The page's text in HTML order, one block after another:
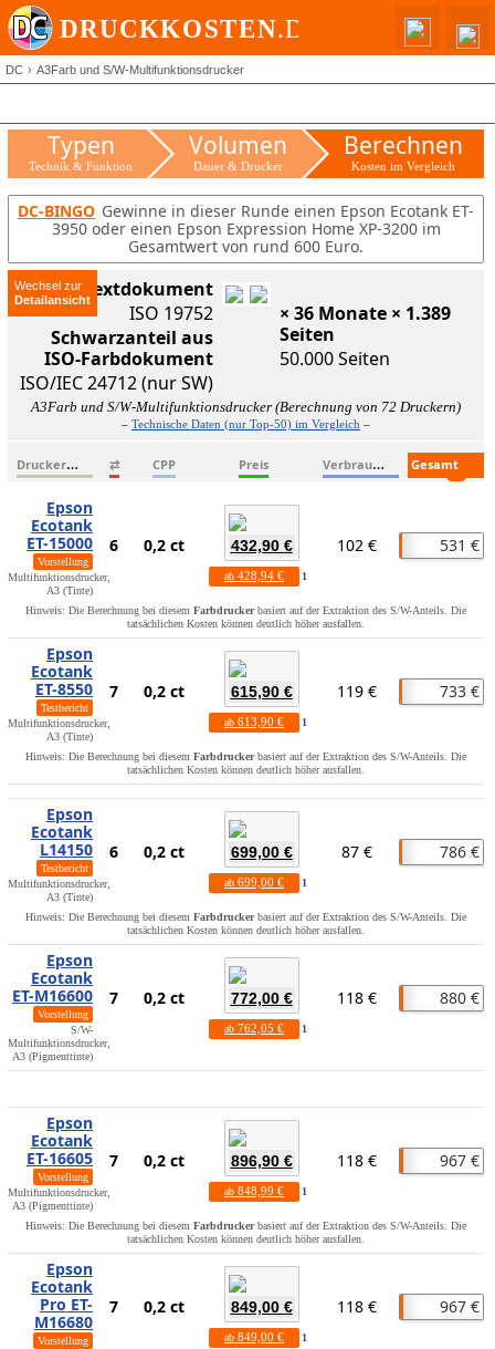
DC A3Farb und S/W-Multifunktionsdrucker
Typen
Technik & Funktion
Volumen
Dauer & Drucker
Berechnen
Kosten im Vergleich
DC-BINGO Gewinne in dieser Runde einen Epson Ecotank ET-
3950 oder einen Epson Expression Home XP-3200 im
Gesamtwert von rund 600 Euro.
Wechsel zurISO-Textdokument
ISO 19752
Schwarzanteil aus
ISO-Farbdokument
ISO/IEC 24712 (nur SW)
× 36 Monate × 1.389
Seiten
50.000 Seiten
A3Farb und S/W-Multifunktionsdrucker (Berechnung von 72 Druckern)
– Technische Daten (nur Top-50) im Vergleich –
D
ruckername ⇄ CPP Preis V
erbrauchsmaterialien
Epson
Ecotank
ET-15000
Vorstellung
Multifunktionsdrucker,
A3 (Tinte)
6 0,2 ct 432,90 €
ab 428,94 € 1
102 € 531 €
Hinweis: Die Berechnung bei diesem Farbdruckerbasiert auf der Extraktion des S/W-Anteils. Die
tatsächlichen Kosten können deutlich höher ausfallen.
Epson
Ecotank
ET-8550
Testbericht
Multifunktionsdrucker,
A3 (Tinte)
7 0,2 ct 615,90 €
ab 613,90 € 1
119 € 733 €
Hinweis: Die Berechnung bei diesem Farbdruckerbasiert auf der Extraktion des S/W-Anteils. Die
tatsächlichen Kosten können deutlich höher ausfallen.
Epson
Ecotank
L14150
Testbericht
Multifunktionsdrucker,
A3 (Tinte)
6 0,2 ct 699,00 €
ab 699,00 € 1
87 € 786 €
Hinweis: Die Berechnung bei diesem Farbdruckerbasiert auf der Extraktion des S/W-Anteils. Die
tatsächlichen Kosten können deutlich höher ausfallen.
Epson
Ecotank
ET-M16600
Vorstellung
S/W-
Multifunktionsdrucker,
A3 (Pigmenttinte)
7 0,2 ct 772,00 €
ab 762,05 € 1
118 € 880 €
Epson
Ecotank
ET-16605
Vorstellung
Multifunktionsdrucker,
A3 (Pigmenttinte)
7 0,2 ct 896,90 €
ab 848,99 € 1
118 € 967 €
Hinweis: Die Berechnung bei diesem Farbdruckerbasiert auf der Extraktion des S/W-Anteils. Die
tatsächlichen Kosten können deutlich höher ausfallen.
Epson
Ecotank
Pro ET-
M16680
Vorstellung
7 0,2 ct 849,00 €
ab 849,00 € 1
118 € 967 €